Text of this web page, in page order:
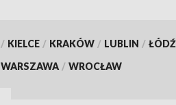
/ KIELCE / KRAKÓW / LUBLIN / ŁÓDŹ
WARSZAWA / WROCŁAW